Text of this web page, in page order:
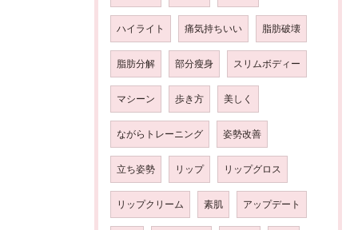
ハイライト 痛気持ちいい 脂肪破壊
脂肪分解 部分瘦身 スリムボディー
マシーン 歩き方 美しく
ながらトレーニング 姿勢改善
立ち姿勢 リップ リップグロス
リップクリーム 素肌 アップデート